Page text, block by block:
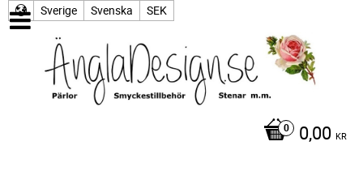
Sverige Svenska SEK
0,00 KR